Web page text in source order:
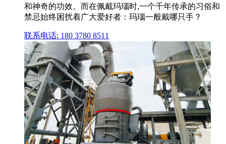
和神奇的功效。而在佩戴玛瑙时,一个千年传承的习俗和
禁忌始终困扰着广大爱好者：玛瑙一般戴哪只手？
联系电话: 180 3780 8511